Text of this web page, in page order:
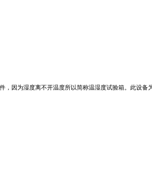
因为湿度离不开温度所以简称温湿度试验箱。此设备